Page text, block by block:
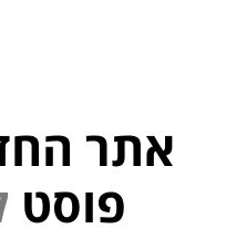
אתר
פוסט